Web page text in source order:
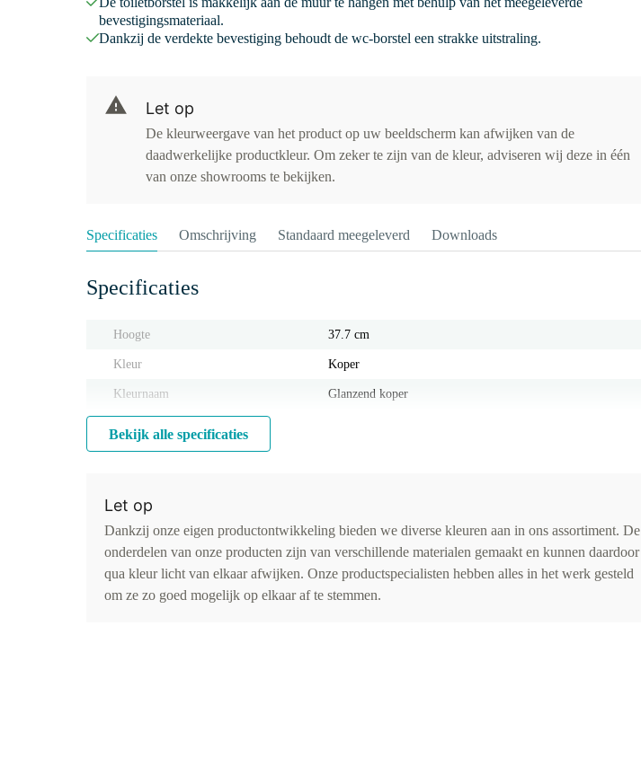
bevestigingsmateriaal.
Dankzij de verdekte bevestiging behoudt de wc-borstel een strakke uitstraling.
Let op
De kleurweergave van het product op uw beeldscherm kan afwijken van de
daadwerkelijke productkleur. Om zeker te zijn van de kleur, adviseren wij deze in één
van onze showrooms te bekijken.
Specificaties Omschrijving Standaard meegeleverd Downloads
Specificaties
Hoogte 37.7 cm
Kleur Koper
Kleurnaam Glanzend koper
Bekijk alle specificaties
Let op
Dankzij onze eigen productontwikkeling bieden we diverse kleuren aan in ons assortiment. De
onderdelen van onze producten zijn van verschillende materialen gemaakt en kunnen daardoor
qua kleur licht van elkaar afwijken. Onze productspecialisten hebben alles in het werk gesteld
om ze zo goed mogelijk op elkaar af te stemmen.